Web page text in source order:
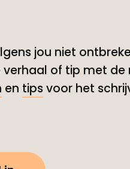
jou niet
verhaal of tip met
en tipsvoor het